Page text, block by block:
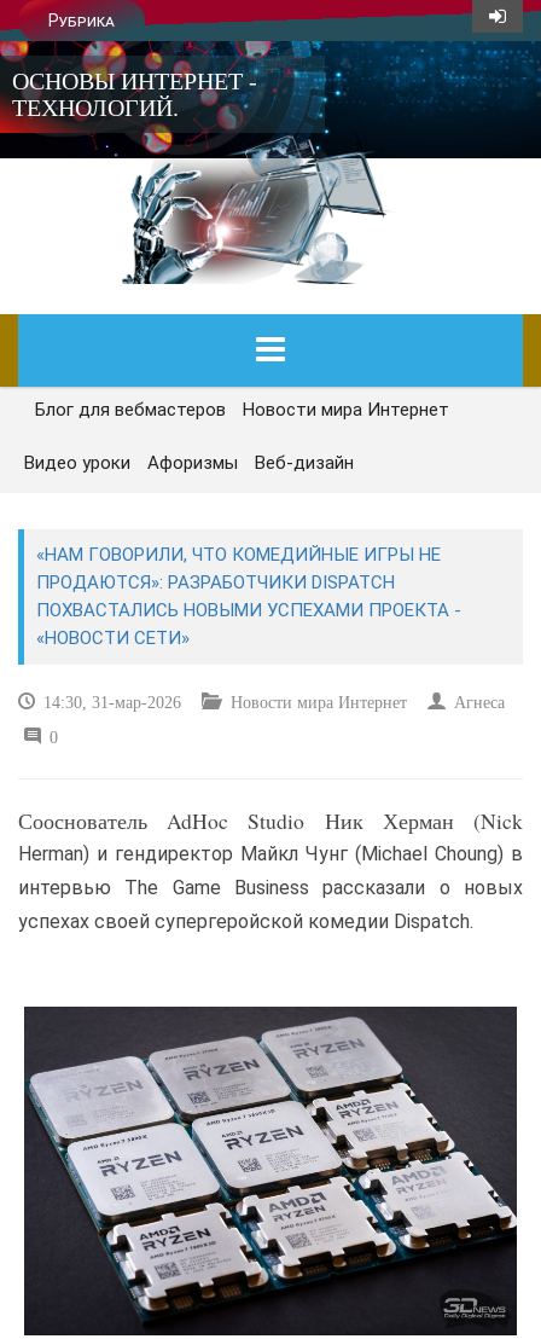
Рубрика
ОСНОВЫ ИНТЕРНЕТ -
ТЕХНОЛОГИЙ.
ГЛАВНАЯ
СЕГОДНЯ
САЙТОСТРОЕНИЕ
ИНТЕРНЕТ И СВЯЗЬ
Блог для вебмастеров Новости мира Интернет
Видео уроки Афоризмы Веб-дизайн
«НАМ ГОВОРИЛИ, ЧТО КОМЕДИЙНЫЕ ИГРЫ НЕ
ПРОДАЮТСЯ»: РАЗРАБОТЧИКИ DISPATCH
ПОХВАСТАЛИСЬ НОВЫМИ УСПЕХАМИ ПРОЕКТА -
«НОВОСТИ СЕТИ»
14:30, 31-мар-2026 Новости мира Интернет
Агнеса
0
Сооснователь AdHoc Studio Ник Херман (Nick
Herman) и гендиректор Майкл Чунг (Michael Choung) в
интервью The Game Business рассказали о новых
успехах своей супергеройской комедии Dispatch.